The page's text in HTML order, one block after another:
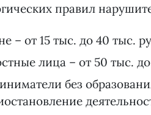
правил
– от 15 тыс. до 40 тыс.
лица – от 50 тыс.
без